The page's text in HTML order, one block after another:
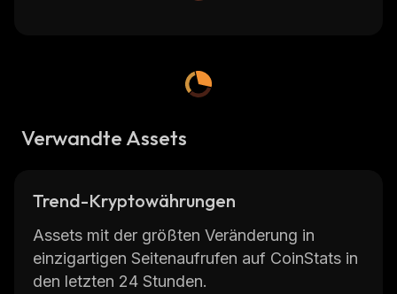
Verwandte Assets
Trend-Kryptowährungen
Assets mit der größten Veränderung in
einzigartigen Seitenaufrufen auf CoinStats in
den letzten 24 Stunden.